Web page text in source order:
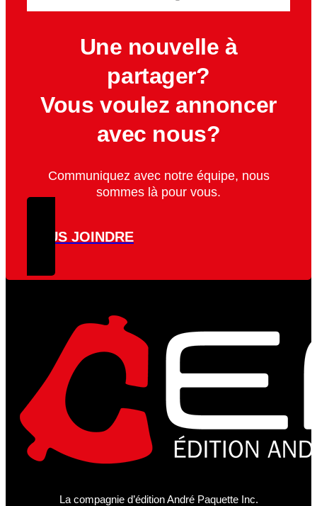
Une nouvelle à
partager?
Vous voulez annoncer
avec nous?
Communiquez avec notre équipe, nous
sommes là pour vous.
NOUS JOINDRE
La compagnie d’édition André Paquette Inc.